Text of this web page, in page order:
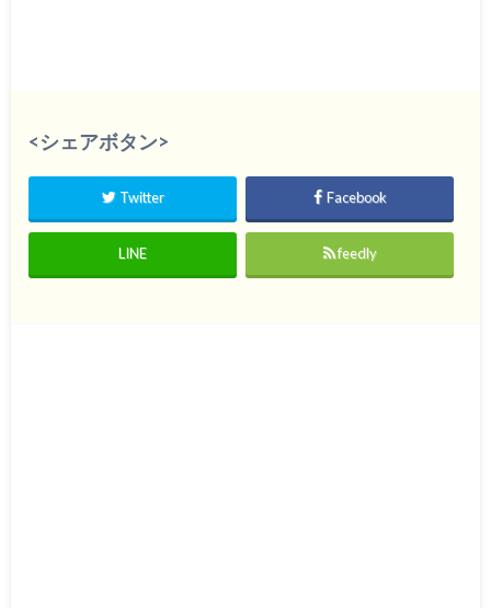
<シェアボタン>
Twitter Facebook
LINE feedly